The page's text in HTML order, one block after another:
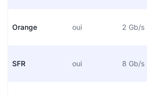
Orange oui 2 Gb/s
SFR oui 8 Gb/s